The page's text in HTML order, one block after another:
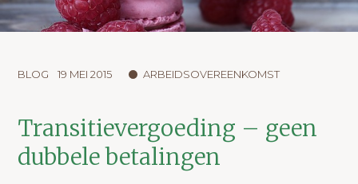
BLOG 19 MEI 2015 ARBEIDSOVEREENKOMST
Transitievergoeding – geen
dubbele betalingen